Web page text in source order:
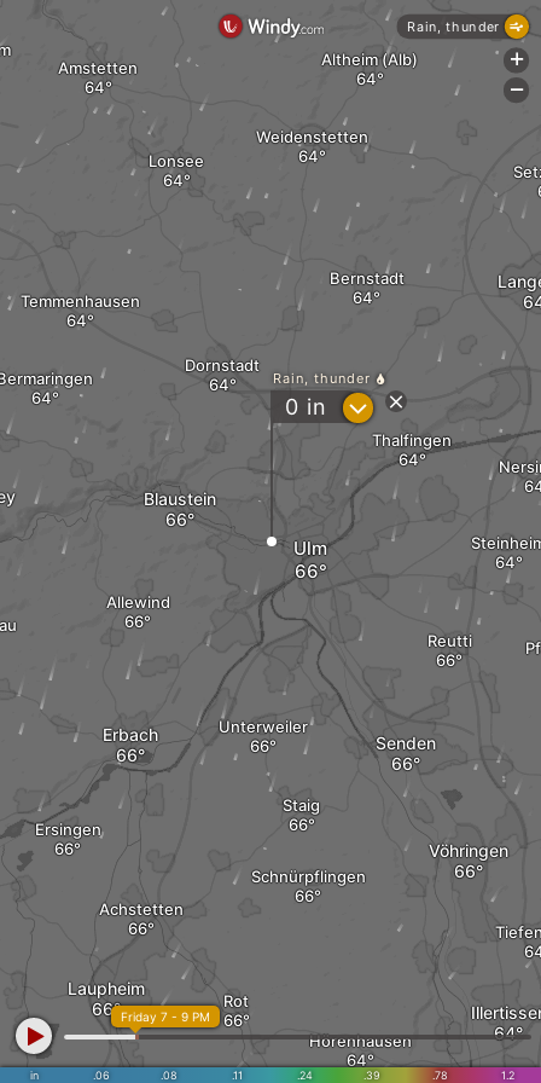
Allewind
Ulm
Blaustein
Dornstadt
Temmenhausen
Lonsee
Weidenstetten
Reutti
Thalfingen
Achstetten
Erbach
Rot
Laupheim
Ersingen
Schnürpflingen
Unterweiler
Staig
Bernstadt
Senden
Vöhringen
Amstetten Altheim (Alb)
Hörenhausen
Rain, thunder
0 in ?
in .06 .08 .11 .24 .39 .78 1.2
Friday 7 - 9 PM
Rain, thunder
+
-